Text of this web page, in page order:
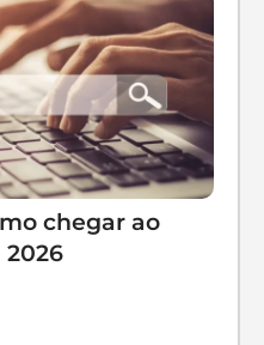
chegar ao